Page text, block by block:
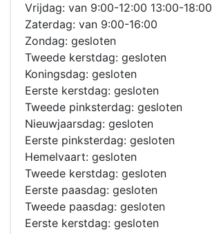
Vrijdag: van 9:00-12:00 13:00-18:00
Zaterdag: van 9:00-16:00
Zondag: gesloten
Tweede kerstdag: gesloten
Koningsdag: gesloten
Eerste kerstdag: gesloten
Tweede pinksterdag: gesloten
Nieuwjaarsdag: gesloten
Eerste pinksterdag: gesloten
Hemelvaart: gesloten
Tweede kerstdag: gesloten
Eerste paasdag: gesloten
Tweede paasdag: gesloten
Eerste kerstdag: gesloten